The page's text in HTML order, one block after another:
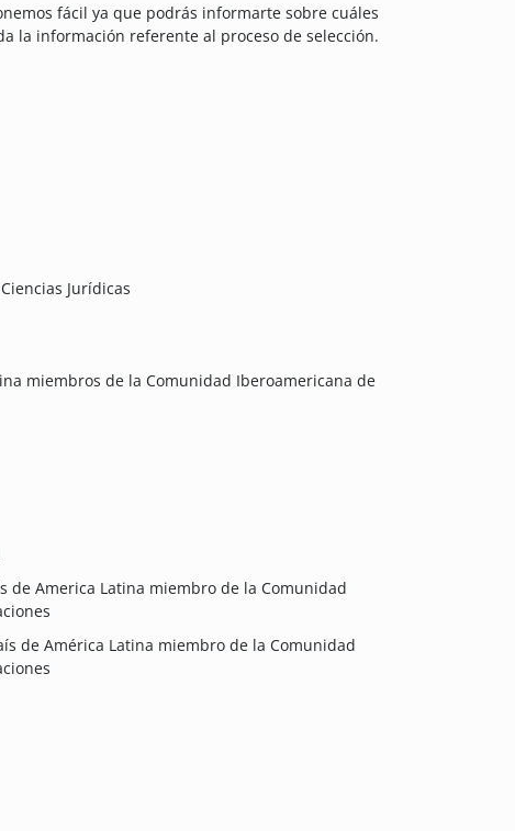
fácil ya que podrás informarte sobre cuáles
la información referente al proceso de selección.
Jurídicas
miembros de la Comunidad Iberoamericana de
de America Latina miembro de la Comunidad
de América Latina miembro de la Comunidad